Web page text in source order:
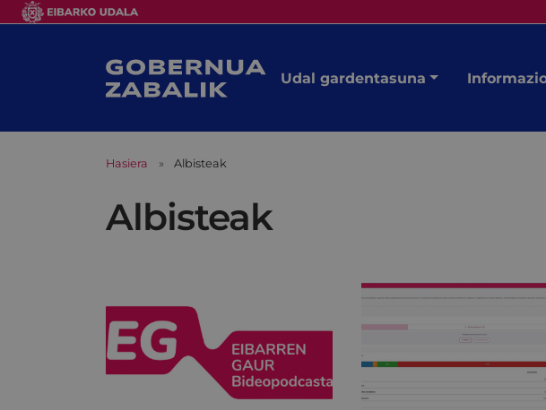
Udal gardentasuna
Hasiera Albisteak
Albisteak